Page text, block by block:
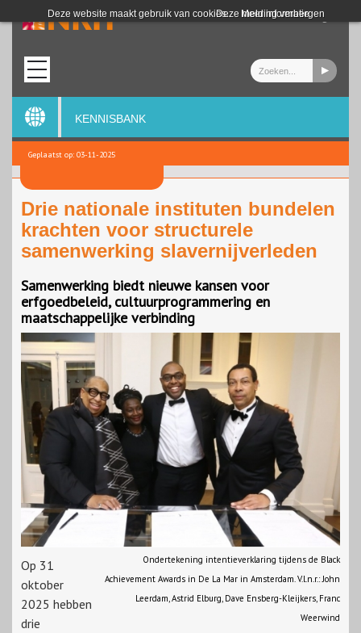
Deze website maakt gebruik van cookies. Meer informatie
Deze melding verbergen
Login
KENNISBANK
Geplaatst op: 03-11-2025
Drie nationale instituten bundelen
krachten voor structurele
samenwerking slavernijverleden
Samenwerking biedt nieuwe kansen voor
erfgoedbeleid, cultuurprogrammering en
maatschappelijke verbinding
Ondertekening intentieverklaring tijdens de Black
Achievement Awards in De La Mar in Amsterdam. V.l.n.r.: John
Leerdam, Astrid Elburg, Dave Ensberg-Kleijkers, Franc
Weerwind
Op 31
oktober
2025 hebben
drie